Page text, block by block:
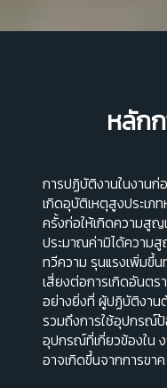
หลัก
การปฏิบัติงานในงานก่
เกิดอุบัติเหตุสูงประเภ
ครั้งก่อให้เกิดความสู
ประมาณค่ามิได้ความ
ทวีความ รุนแรงเพิ่มขึ้
เสี่ยงต่อการเกิดอันตร
อย่างยิ่งที่ ผู้ปฏิบัติงาน
รวมถึงการใช้อุปกรณ์
อุปกรณ์ที่เกี่ยวข้องใน
อาจเกิดขึ้นจากการขา